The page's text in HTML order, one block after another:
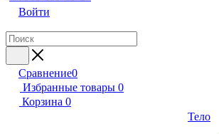
Войти
Сравнение0
Избранные товары 0
Корзина 0
Тело